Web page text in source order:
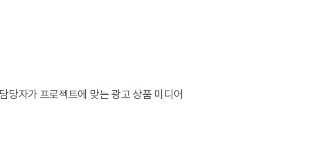
당자가 프로젝트에 맞는 광고 상품 미디어